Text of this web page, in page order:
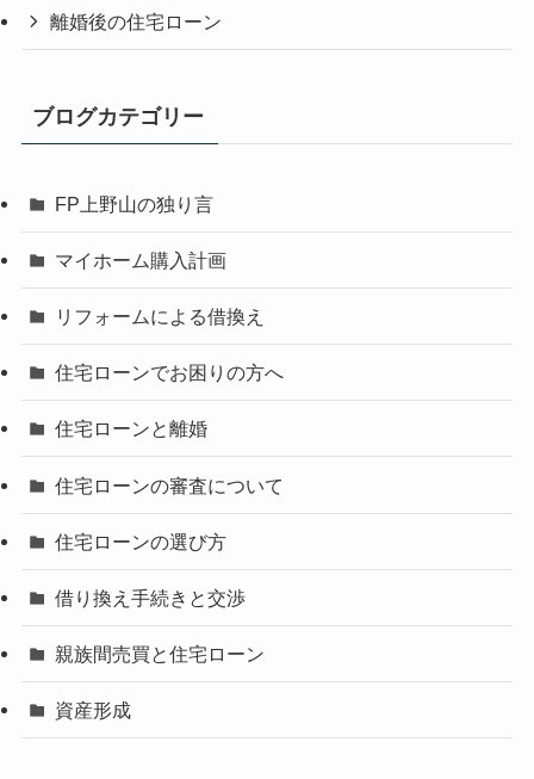
離婚後の住宅ローン
ブログカテゴリー
FP上野山の独り言
マイホーム購入計画
リフォームによる借換え
住宅ローンでお困りの方へ
住宅ローンと離婚
住宅ローンの審査について
住宅ローンの選び方
借り換え手続きと交渉
親族間売買と住宅ローン
資産形成